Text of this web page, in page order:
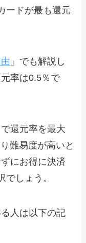
ードが最も還元
」でも解説し
率は0.5％で
還元率を最大
難易度が高いと
にお得に決済
でしょう。
人は以下の記